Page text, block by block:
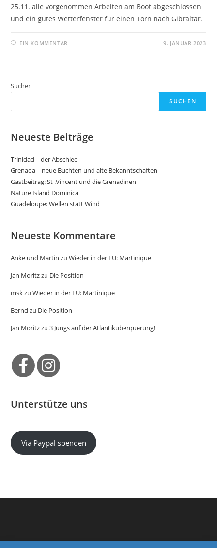
25.11. alle vorgenommen Arbeiten am Boot abgeschlossen
und ein gutes Wetterfenster für einen Törn nach Gibraltar.
EIN KOMMENTAR 9. JANUAR 2023
Suchen
SUCHEN
Neueste Beiträge
Trinidad – der Abschied
Grenada – neue Buchten und alte Bekanntschaften
Gastbeitrag: St .Vincent und die Grenadinen
Nature Island Dominica
Guadeloupe: Wellen statt Wind
Neueste Kommentare
Anke und Martin zuWieder in der EU: Martinique
Jan Moritzzu Die Position
mskzuWieder in der EU: Martinique
Bernd zu Die Position
Jan Moritzzu3 Jungs auf der Atlantiküberquerung!
Unterstütze uns
Via Paypal spenden